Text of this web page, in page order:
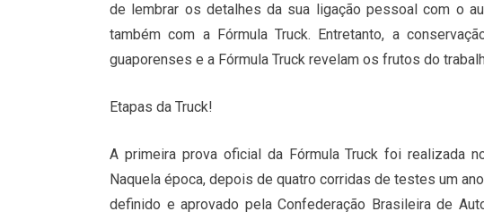
de lembrar os detalhes da sua ligação pessoal com o
também com a Fórmula Truck. Entretanto, a
guaporenses e a Fórmula Truck revelam os frutos do
Etapas da Truck!
A primeira prova oficial da Fórmula Truck foi realizada
Naquela época, depois de quatro corridas de testes um
definido e aprovado pela Confederação Brasileira de